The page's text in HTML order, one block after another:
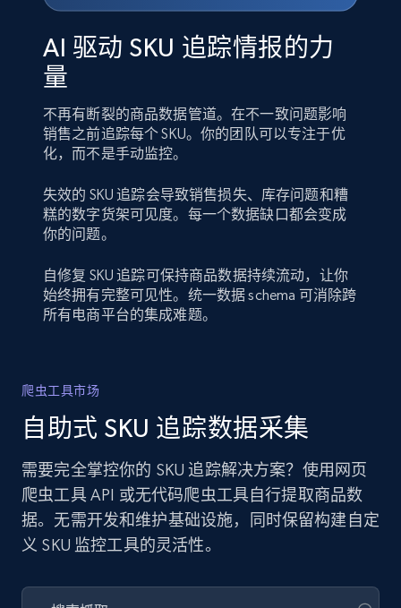
AI 驱动 SKU 追踪情报的力
量
不再有断裂的商品数据管道。在不一致问题影响
销售之前追踪每个 SKU。你的团队可以专注于优
化，而不是手动监控。
失效的 SKU 追踪会导致销售损失、库存问题和糟
糕的数字货架可见度。每一个数据缺口都会变成
你的问题。
自修复 SKU 追踪可保持商品数据持续流动，让你
始终拥有完整可见性。统一数据 schema 可消除跨
所有电商平台的集成难题。
爬虫工具市场
自助式 SKU 追踪数据采集
需要完全掌控你的 SKU 追踪解决方案？使用网页
爬虫工具 API 或无代码爬虫工具自行提取商品数
据。无需开发和维护基础设施，同时保留构建自定
义 SKU 监控工具的灵活性。